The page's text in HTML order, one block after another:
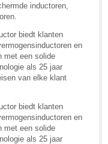
inductoren,
biedt klanten
en
met een solide
als 25 jaar
van elke klant
biedt klanten
en
met een solide
als 25 jaar